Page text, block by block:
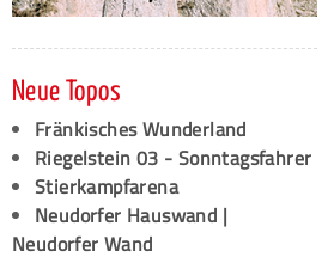
Neue Topos
Fränkisches Wunderland
Riegelstein 03 - Sonntagsfahrer
Stierkampfarena
Neudorfer Hauswand |
Neudorfer Wand